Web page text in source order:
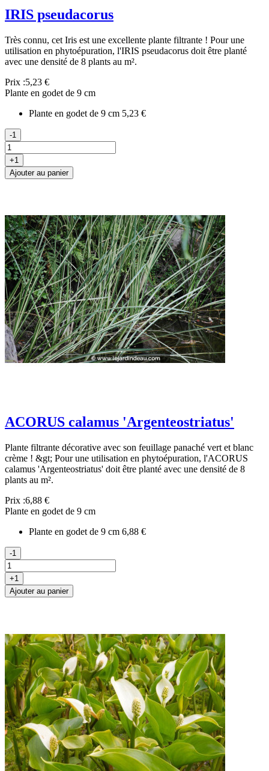
IRIS pseudacorus
Très connu, cet Iris est une excellente plante filtrante ! Pour une
utilisation en phytoépuration, l'IRIS pseudacorus doit être planté
avec une densité de 8 plants au m².
Prix :5,23 €
Plante en godet de 9 cm
Plante en godet de 9 cm 5,23 €
-1
+1
Ajouter au panier
ACORUS calamus 'Argenteostriatus'
Plante filtrante décorative avec son feuillage panaché vert et blanc
crème ! &gt; Pour une utilisation en phytoépuration, l'ACORUS
calamus 'Argenteostriatus' doit être planté avec une densité de 8
plants au m².
Prix :6,88 €
Plante en godet de 9 cm
Plante en godet de 9 cm 6,88 €
-1
+1
Ajouter au panier